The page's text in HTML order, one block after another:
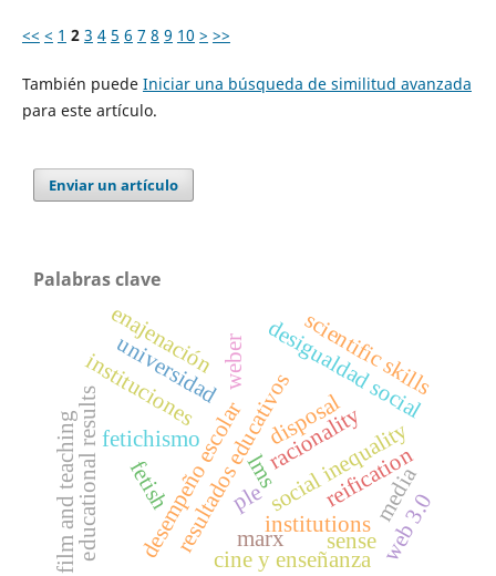
<< < 1 2 3 4 5 6 7 8 9 10 > >>
También puede Iniciar una búsqueda de similitud avanzada
para este artículo.
Enviar un artículo
Palabras clave
universidad
fetichismoresultados educativos
desempeño escolarsocial inequality
desigualdad social
racionality
weber
institutions
instituciones
fetish
disposal
reification
enajenación
marx
educational results media
film and teaching cine y enseñanza
scientific skills
ple
lms
web 3.0
sense